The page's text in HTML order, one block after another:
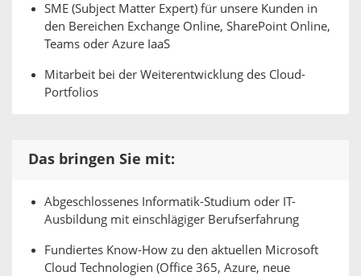
SME (Subject Matter Expert) für unsere Kunden in
den Bereichen Exchange Online, SharePoint Online,
Teams oder Azure IaaS
Mitarbeit bei der Weiterentwicklung des Cloud-
Portfolios
Das bringen Sie mit:
Abgeschlossenes Informatik-Studium oder IT-
Ausbildung mit einschlägiger Berufserfahrung
Fundiertes Know-How zu den aktuellen Microsoft
Cloud Technologien (Office 365, Azure, neue